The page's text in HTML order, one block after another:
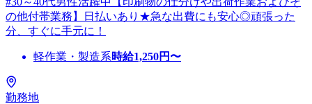
の他付帯業務】日払いあり★急な出費にも安心◎頑張った
分、すぐに手元に！
軽作業・製造系時給1,250円〜
勤務地